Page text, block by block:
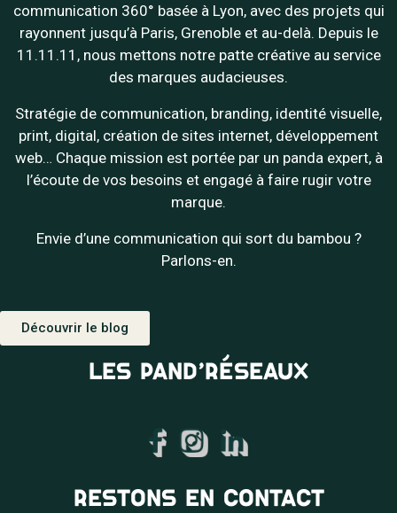
communication 360° basée à Lyon, avec des projets qui
rayonnent jusqu’à Paris, Grenoble et au-delà. Depuis le
11.11.11, nous mettons notre patte créative au service
des marques audacieuses.
Stratégie de communication, branding, identité visuelle,
print, digital, création de sites internet, développement
web… Chaque mission est portée par un panda expert, à
l’écoute de vos besoins et engagé à faire rugir votre
marque.
Envie d’une communication qui sort du bambou ?
Parlons-en.
Découvrir le blog
LES PAND’RÉSEAUX
RESTONS EN CONTACT